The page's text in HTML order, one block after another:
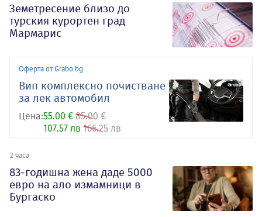
Земетресение близо до
турския курортен град
Мармарис
Оферта от Grabo.bg
Вип комплексно почистване
за лек автомобил
Цена:55.00 € 85.00 €
107.57 лв 166.25 лв
2 часа
83-годишна жена даде 5000
евро на ало измамници в
Бургаско